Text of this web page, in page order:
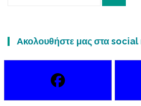
Ακολουθήστε μας στα